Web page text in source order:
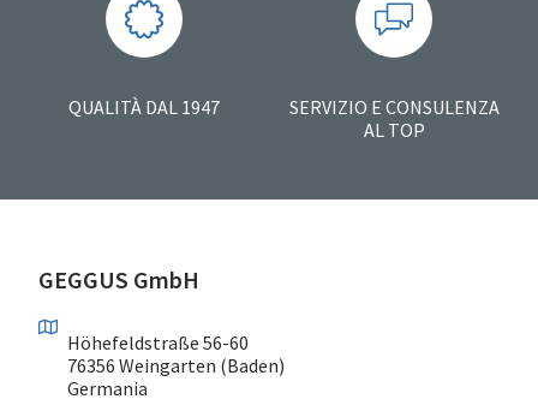
QUALITÀ DAL 1947
SERVIZIO E CONSULENZA
AL TOP
GEGGUS GmbH
Höhefeldstraße 56-60
76356 Weingarten (Baden)
Germania